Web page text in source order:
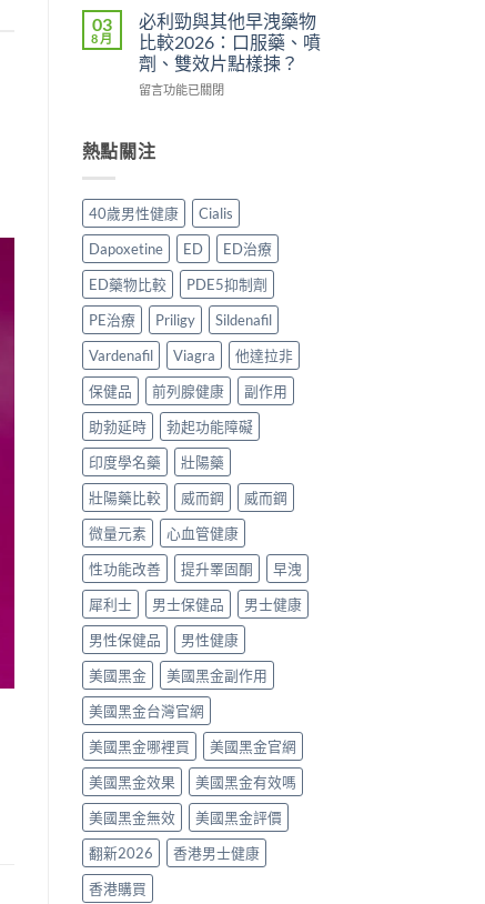
家
實
測
評
價〉
副
作
用、
安
全
方
正
貨
購
買
指
南〉
貨？
2026
年
購
買
＋
完
整
指
南〉
中
久
液
哪
裡
買
心？
香
港
延
時
噴
霧
買
指
南〉
03
8 月
必利勁與其他早洩藥物
比較2026：口服藥、噴
劑、雙效片點樣揀？
在
勁
與
他
早
洩
藥
物
比
2026：
口
服
藥、
噴
劑、
雙
效
片
點
樣
揀？〉
中
留言功能已關閉
熱點關注
40歲男性健康
Cialis
Dapoxetine
ED
ED治療
ED藥物比較
PDE5抑制劑
PE治療
Priligy
Sildenafil
Vardenafil
Viagra
他達拉非
保健品
前列腺健康
副作用
助勃延時
勃起功能障礙
印度學名藥
壯陽藥
壯陽藥比較
威而鋼
威而鋼
微量元素
心血管健康
性功能改善
提升睪固酮
早洩
犀利士
男士保健品
男士健康
男性保健品
男性健康
美國黑金
美國黑金副作用
美國黑金台灣官網
美國黑金哪裡買
美國黑金官網
美國黑金效果
美國黑金有效嗎
美國黑金無效
美國黑金評價
翻新2026
香港男士健康
香港購買